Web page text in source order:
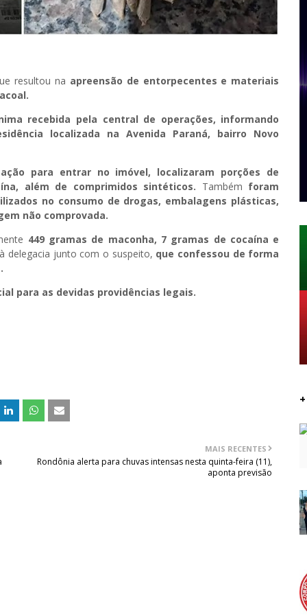
resultou na apreensão de entorpecentes e materiais
recebida pela central de operações, informando
localizada na Avenida Paraná, bairro Novo
para entrar no imóvel, localizaram porções de
além de comprimidos sintéticos. Também foram
no consumo de drogas, embalagens plásticas,
não comprovada.
449 gramas de maconha, 7 gramas de cocaína e
delegacia junto com o suspeito, que confessou de forma
para as devidas providências legais.
MAIS RECENTES
Rondônia alerta para chuvas intensas nesta quinta-feira (11),
aponta previsão